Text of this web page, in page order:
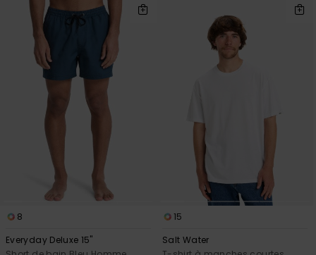
8
Everyday Deluxe 15"
15
Salt Water